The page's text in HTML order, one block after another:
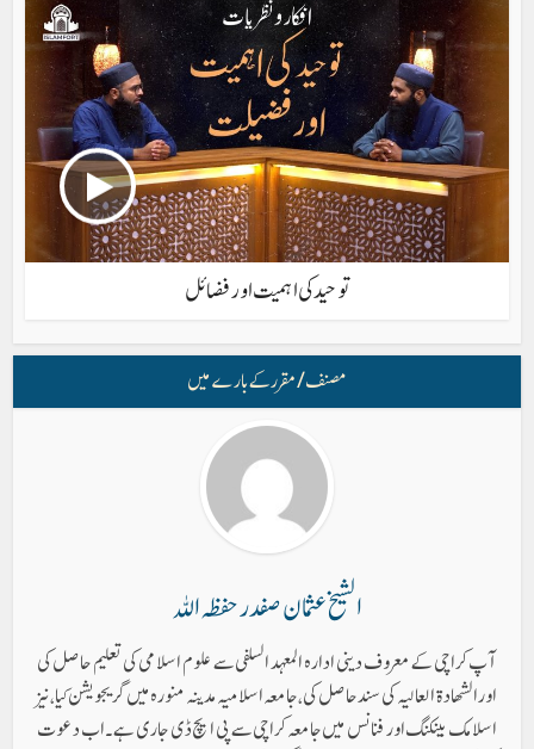
توحید کی اہمیت اور فضائل
مصنف/ مقرر کے بارے میں
الشیخ عثمان صفدر حفظہ اللہ
آپ کراچی کے معروف دینی ادارہ المعہد السلفی سے علوم اسلامی کی تعلیم حاصل کی
اورالشھادۃ العالیہ کی سند حاصل کی، جامعہ اسلامیہ مدینہ منورہ میں گریجویشن کیا، نیز
اسلامک بینکنگ اور فنانس میں جامعہ کراچی سے پی ایچ ڈی جاری ہے۔ اب دعوت